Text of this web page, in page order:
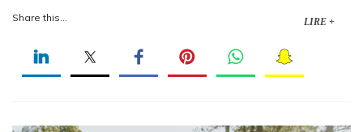
Share this... LIRE +